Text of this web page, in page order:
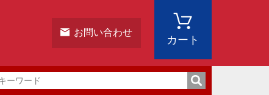
お問い合わせ
カート